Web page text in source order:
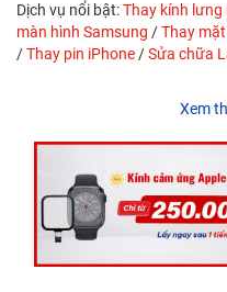
Dịch vụ nổi bật:Thay kính lưng
màn hình Samsung /Thay
/Thay pin iPhone /Sửa chữa
Xem